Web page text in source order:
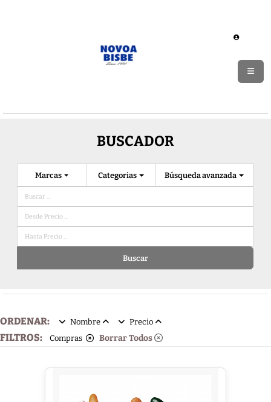
BUSCADOR
Categorias
Marcas Búsqueda avanzada
Buscar
ORDENAR: Nombre Precio
FILTROS: Compras Borrar Todos